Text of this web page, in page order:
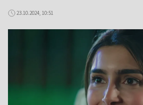
23.10.2024, 10:51